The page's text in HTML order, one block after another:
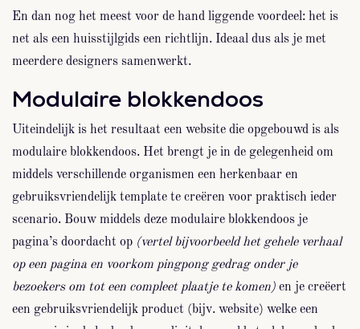
En dan nog het meest voor de hand liggende voordeel: het is
net als een huisstijlgids een richtlijn. Ideaal dus als je met
meerdere designers samenwerkt.
Modulaire blokkendoos
Uiteindelijk is het resultaat een website die opgebouwd is als
modulaire blokkendoos. Het brengt je in de gelegenheid om
middels verschillende organismen een herkenbaar en
gebruiksvriendelijk template te creëren voor praktisch ieder
scenario. Bouw middels deze modulaire blokkendoos je
pagina’s doordacht op (vertel bijvoorbeeld het gehele verhaal
op een pagina en voorkom pingpong gedrag onder je
bezoekers om tot een compleet plaatje te komen) en je creëert
een gebruiksvriendelijk product (bijv. website) welke een